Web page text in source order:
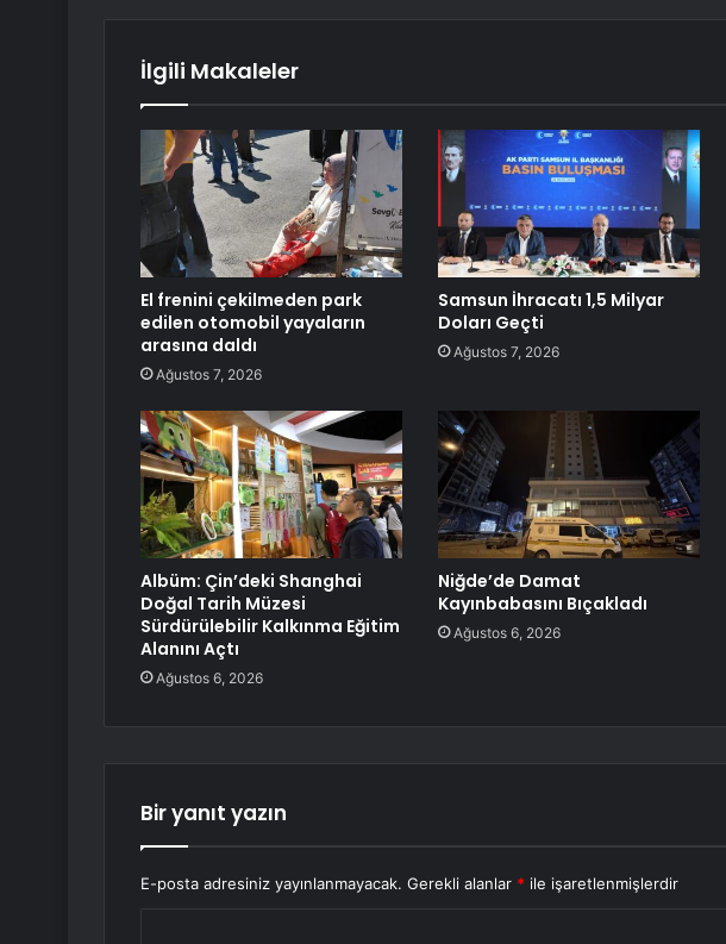
İlgili Makaleler
El frenini çekilmeden park
edilen otomobil yayaların
arasına daldı
Ağustos 7, 2026
Samsun İhracatı 1,5 Milyar
Doları Geçti
Ağustos 7, 2026
Albüm: Çin’deki Shanghai
Doğal Tarih Müzesi
Sürdürülebilir Kalkınma Eğitim
Alanını Açtı
Ağustos 6, 2026
Niğde’de Damat
Kayınbabasını Bıçakladı
Ağustos 6, 2026
Bir yanıt yazın
E-posta adresiniz yayınlanmayacak. Gerekli alanlar * ile işaretlenmişlerdir